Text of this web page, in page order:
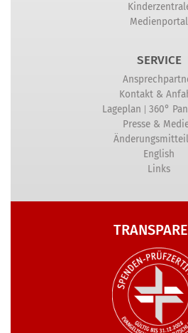
Medienportal
SERVICE
Kontakt &
Lageplan | 360°
Presse &
English
Links